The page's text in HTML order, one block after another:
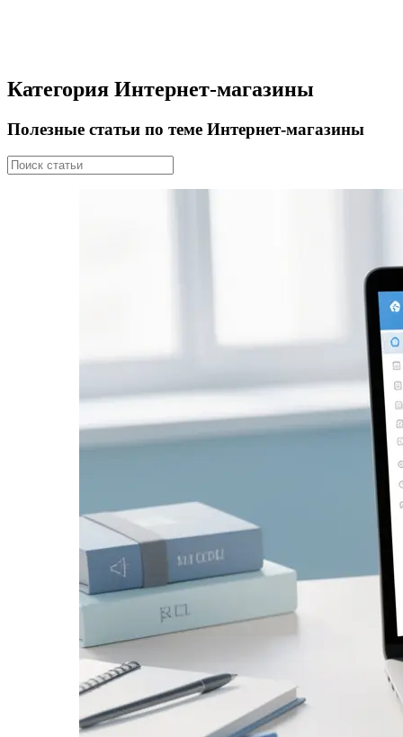
Категория Интернет-магазины
Полезные статьи по теме Интернет-магазины